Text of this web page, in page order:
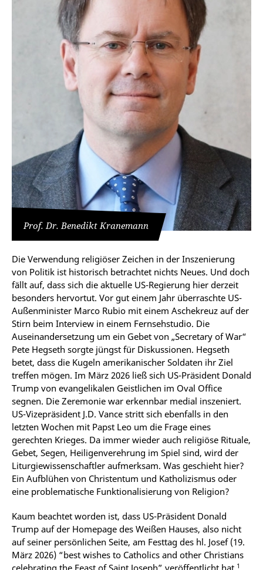
Prof. Dr. Benedikt Kranemann
Die Verwendung religiöser Zeichen in der Inszenierung
von Politik ist historisch betrachtet nichts Neues. Und doch
fällt auf, dass sich die aktuelle US-Regierung hier derzeit
besonders hervortut. Vor gut einem Jahr überraschte US-
Außenminister Marco Rubio mit einem Aschekreuz auf der
Stirn beim Interview in einem Fernsehstudio. Die
Auseinandersetzung um ein Gebet von „Secretary of War“
Pete Hegseth sorgte jüngst für Diskussionen. Hegseth
betet, dass die Kugeln amerikanischer Soldaten ihr Ziel
treffen mögen. Im März 2026 ließ sich US-Präsident Donald
Trump von evangelikalen Geistlichen im Oval Office
segnen. Die Zeremonie war erkennbar medial inszeniert.
US-Vizepräsident J.D. Vance stritt sich ebenfalls in den
letzten Wochen mit Papst Leo um die Frage eines
gerechten Krieges. Da immer wieder auch religiöse Rituale,
Gebet, Segen, Heiligenverehrung im Spiel sind, wird der
Liturgiewissenschaftler aufmerksam. Was geschieht hier?
Ein Aufblühen von Christentum und Katholizismus oder
eine problematische Funktionalisierung von Religion?
Kaum beachtet worden ist, dass US-Präsident Donald
Trump auf der Homepage des Weißen Hauses, also nicht
auf seiner persönlichen Seite, am Festtag des hl. Josef (19.
März 2026) “best wishes to Catholics and other Christians
1